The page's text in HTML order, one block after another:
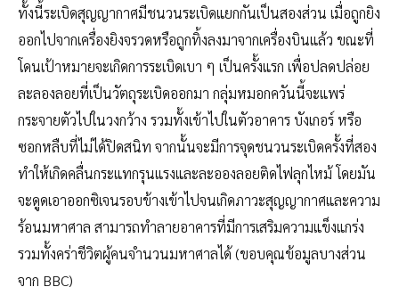
ทั้งนี้ระเบิดสุญญากาศมีชนวนระเบิดแยกกันเป็นสองส่วน เมื่อถูกยิง
ออกไปจากเครื่องยิงจรวดหรือถูกทิ้งลงมาจากเครื่องบินแล้ว ขณะที่
โดนเป้าหมายจะเกิดการระเบิดเบา ๆ เป็นครั้งแรก เพื่อปลดปล่อย
ละลองลอยที่เป็นวัตถุระเบิดออกมา กลุ่มหมอกควันนี้จะแพร่
กระจายตัวไปในวงกว้าง รวมทั้งเข้าไปในตัวอาคาร บังเกอร์ หรือ
ซอกหลืบที่ไม่ได้ปิดสนิท จากนั้นจะมีการจุดชนวนระเบิดครั้งที่สอง
ทำให้เกิดคลื่นกระแทกรุนแรงและละอองลอยติดไฟลุกไหม้ โดยมัน
จะดูดเอาออกซิเจนรอบข้างเข้าไปจนเกิดภาวะสุญญากาศและความ
ร้อนมหาศาล สามารถทำลายอาคารที่มีการเสริมความแข็งแกร่ง
รวมทั้งคร่าชีวิตผู้คนจำนวนมหาศาลได้ (ขอบคุณข้อมูลบางส่วน
จาก BBC)